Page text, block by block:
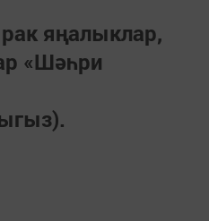
яңалыклар,
«Шәһри